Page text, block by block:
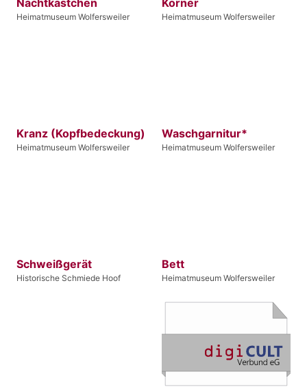
Heimatmuseum Wolfersweiler Heimatmuseum Wolfersweiler
Kranz (Kopfbedeckung)
Heimatmuseum Wolfersweiler
Waschgarnitur*
Heimatmuseum Wolfersweiler
Schweißgerät
Historische Schmiede Hoof
Bett
Heimatmuseum Wolfersweiler